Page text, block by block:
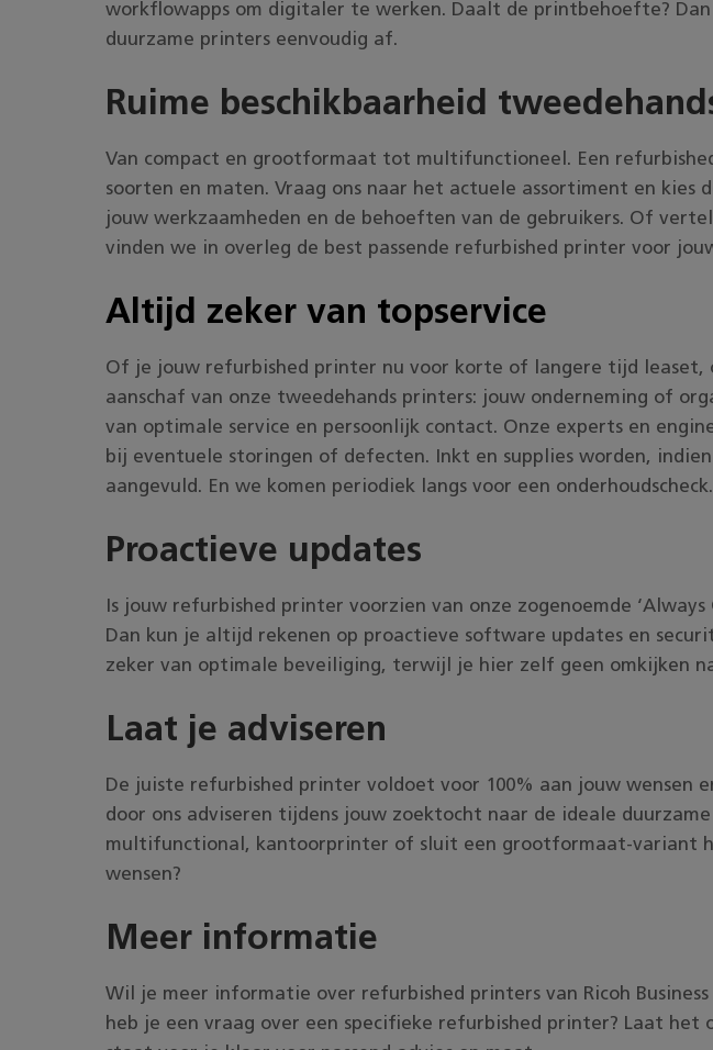
workflowapps om digitaler te werken. Daalt de printbehoefte? Dan
duurzame printers eenvoudig af.
Ruime beschikbaarheid
Van compact en grootformaat tot multifunctioneel. Een
soorten en maten. Vraag ons naar het actuele assortiment en kies
jouw werkzaamheden en de behoeften van de gebruikers. Of
vinden we in overleg de best passende refurbished printer voor
Altijd zeker van topservice
Of je jouw refurbished printer nu voor korte of langere tijd
aanschaf van onze tweedehands printers: jouw onderneming of
van optimale service en persoonlijk contact. Onze experts en
bij eventuele storingen of defecten. Inkt en supplies worden,
aangevuld. En we komen periodiek langs voor een onderhoudscheck.
Proactieve updates
Is jouw refurbished printer voorzien van onze zogenoemde ‘Always
Dan kun je altijd rekenen op proactieve software updates en
zeker van optimale beveiliging, terwijl je hier zelf geen omkijken
Laat je adviseren
De juiste refurbished printer voldoet voor 100% aan jouw wensen
door ons adviseren tijdens jouw zoektocht naar de ideale
multifunctional, kantoorprinter of sluit een grootformaat-variant
wensen?
Meer informatie
Wil je meer informatie over refurbished printers van Ricoh
heb je een vraag over een specifieke refurbished printer? Laat het